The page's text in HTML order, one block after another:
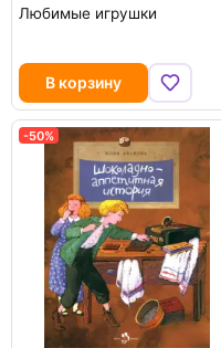
Любимые игрушки
В корзину
-50%